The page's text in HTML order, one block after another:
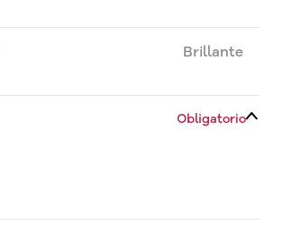
Brillante
Obligatorio